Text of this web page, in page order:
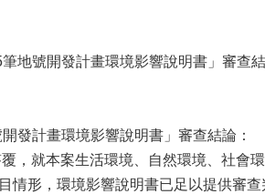
地號開發計畫環境影響說明書」審查結
發計畫環境影響說明書」審查結論：
，就本案生活環境、自然環境、社會
形，環境影響說明書已足以提供審